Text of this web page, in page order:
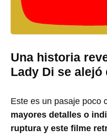
Una historia
Lady Di se alejó
Este es un pasaje poco
mayores detalles o
ruptura y este filme